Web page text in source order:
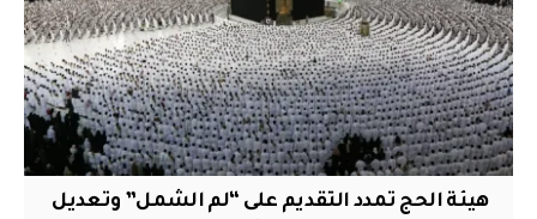
هيئة الحج تمدد التقديم على “لم الشمل” وتعديل